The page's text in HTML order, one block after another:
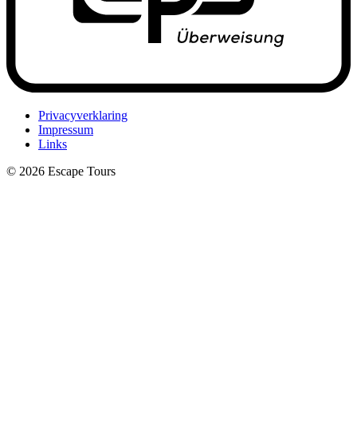
Privacyverklaring
Impressum
Links
© 2026 Escape Tours